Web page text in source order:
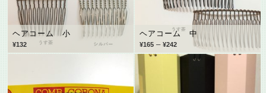
ヘアコーム 小
¥132
ヘアコーム 中
¥165 –¥242